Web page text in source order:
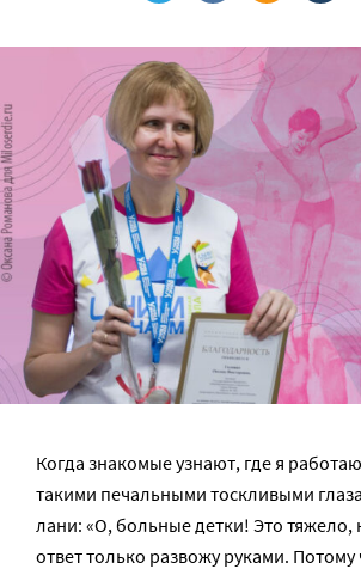
Когда знакомые узнают, где я
такими печальными тоскливыми
лани: «О, больные детки! Это тяжело,
ответ только развожу руками. Потому